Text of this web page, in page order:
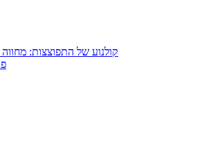
קולנוע של התפוצצות: